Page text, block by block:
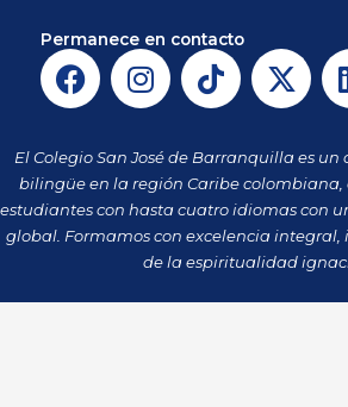
Permanece en contacto
F
a
e
b
o
o
I
n
t
a
g
r
a
m
T
i
t
o
k
X
-
w
i
t
t
e
r
El Colegio San José de Barranquilla es
bilingüe en la región Caribe colombiana,
estudiantes con hasta cuatro idiomas con
global. Formamos con excelencia integral,
de la espiritualidad